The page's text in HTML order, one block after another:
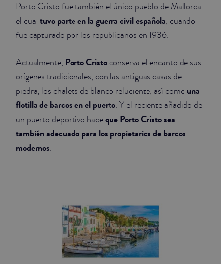
Porto Cristo fue también el único pueblo de Mallorca
el cual tuvo parte en la guerra civil española, cuando
fue capturado por los republicanos en 1936.
Actualmente, Porto Cristo conserva el encanto de sus
orígenes tradicionales, con las antiguas casas de
piedra, los chalets de blanco reluciente, así como una
flotilla de barcos en el puerto. Y el reciente añadido de
un puerto deportivo haceque Porto Cristo sea
también adecuado para los propietarios de barcos
modernos.